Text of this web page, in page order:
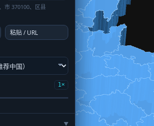
市 370100、区县
粘贴 / URL
1×
▶